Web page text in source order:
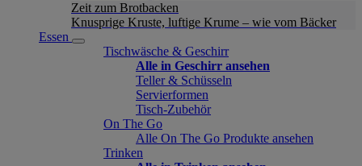
Zeit zum Brotbacken
Knusprige Kruste, luftige Krume – wie vom Bäcker
Essen
Tischwäsche & Geschirr
Alle in Geschirr ansehen
Teller & Schüsseln
Servierformen
Tisch-Zubehör
On The Go
Alle On The Go Produkte ansehen
Trinken